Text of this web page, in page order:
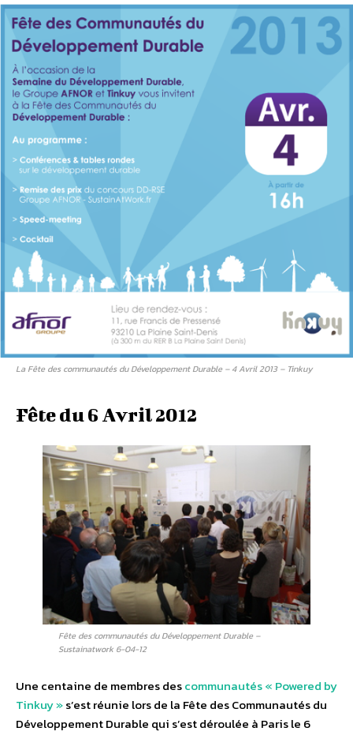
La Fête des communautés du Développement Durable – 4 Avril 2013 – Tinkuy
Fête du 6 Avril 2012
Fête des communautés du Développement Durable –
Sustainatwork 6-04-12
Une centaine de membres descommunautés « Powered by
Tinkuy »s’est réunie lors de la Fête des Communautés du
Développement Durable qui s’est déroulée à Paris le 6